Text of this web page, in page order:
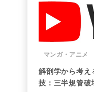
マンガ・アニメ
解剖学から考え
技：三半規管破